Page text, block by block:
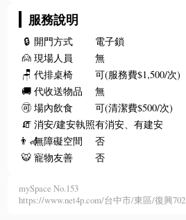
服務說明
🔒 開門方式
電子鎖
🙍 現場人員
無
🪑 代排桌椅
可(服務費$1,500/次)
🚚 代收送物品
無
🉑 場內飲食
可(清潔費$500/次)
🧯 消安/建安執照有消安、有建安
👨‍🦽無障礙空間
否
🐯 寵物友善 否
mySpace No.153
https://www.net4p.com/台中市/東區/復興702